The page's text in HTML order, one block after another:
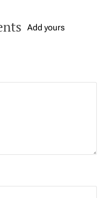
Add yours